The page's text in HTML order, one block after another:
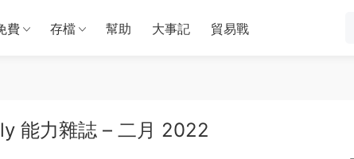
費 存檔 幫助 大事記 貿易戰
能力雜誌 – 二月 2022